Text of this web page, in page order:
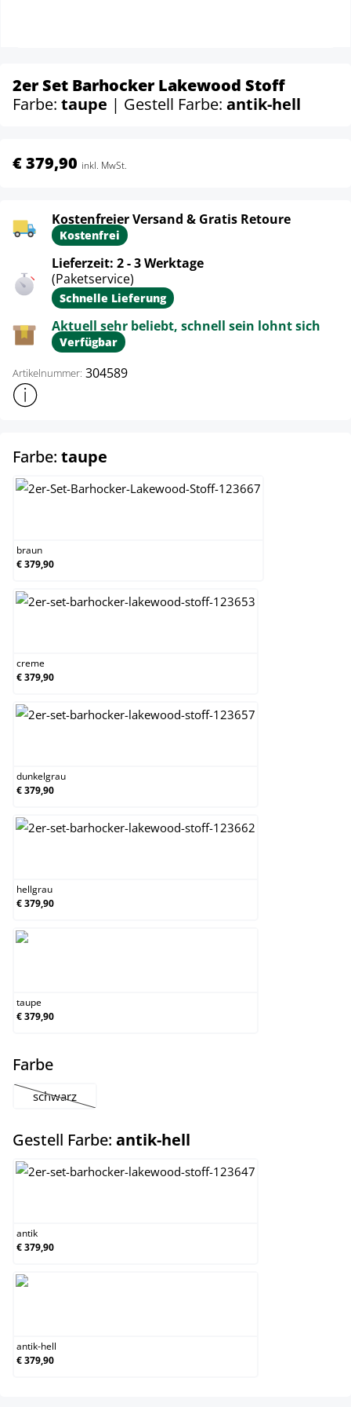
2er Set Barhocker Lakewood Stoff
Farbe: taupe | Gestell Farbe: antik-hell
€ 379,90 inkl. MwSt.
Kostenfreier Versand & Gratis Retoure
Kostenfrei
Lieferzeit: 2 - 3 Werktage
(Paketservice)
Schnelle Lieferung
Aktuell sehr beliebt, schnell sein lohnt sich
Verfügbar
Artikelnummer: 304589
Weitere Produktinformationen anzeigen
Farbe: taupe
braun
€ 379,90
creme
€ 379,90
dunkelgrau
€ 379,90
hellgrau
€ 379,90
taupe
€ 379,90
Farbeauswählen
schwarz
(Diese Option ist zurzeit nicht verfügbar.)
Gestell Farbe: antik-hell
antik
€ 379,90
antik-hell
€ 379,90